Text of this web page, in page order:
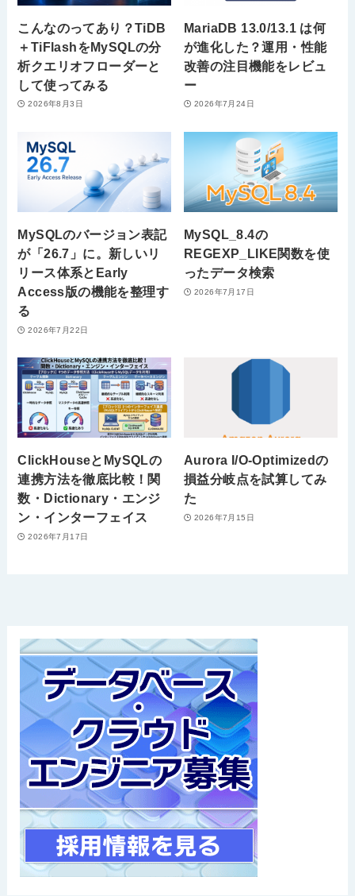
こんなのってあり？TiDB
＋TiFlashをMySQLの分
析クエリオフローダーと
して使ってみる
2026年8月3日
MariaDB 13.0/13.1 は何
が進化した？運用・性能
改善の注目機能をレビュ
ー
2026年7月24日
MySQLのバージョン表記
が「26.7」に。新しいリ
リース体系とEarly
Access版の機能を整理す
る
2026年7月22日
MySQL_8.4の
REGEXP_LIKE関数を使
ったデータ検索
2026年7月17日
ClickHouseとMySQLの
連携方法を徹底比較！関
数・Dictionary・エンジ
ン・インターフェイス
2026年7月17日
Aurora I/O-Optimizedの
損益分岐点を試算してみ
た
2026年7月15日